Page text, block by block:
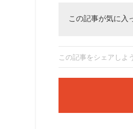
この記事が気に入
この記事をシェアしよ